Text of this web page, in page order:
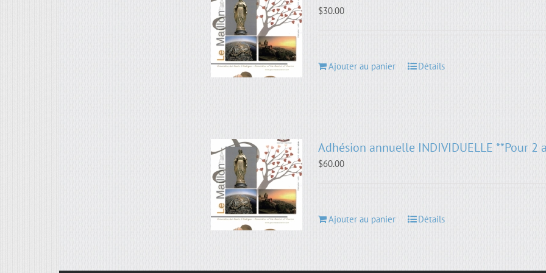
$30.00
Ajouter au panier Détails
Adhésion annuelle INDIVIDUELLE **Pour 2
$60.00
Ajouter au panier Détails